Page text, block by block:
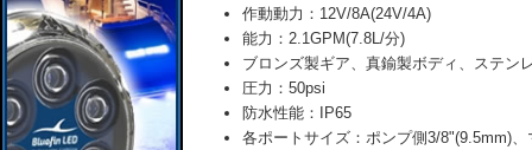
作動動力：12V/8A(24V/4A)
能力：2.1GPM(7.8L/分)
ブロンズ製ギア、真鍮製ボディ、ステン
圧力：50psi
防水性能：IP65
各ポートサイズ：ポンプ側3/8"(9.5mm)